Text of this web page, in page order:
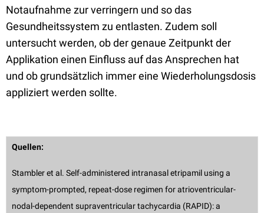
Notaufnahme zur verringern und so das
Gesundheitssystem zu entlasten. Zudem soll
untersucht werden, ob der genaue Zeitpunkt der
Applikation einen Einfluss auf das Ansprechen hat
und ob grundsätzlich immer eine Wiederholungsdosis
appliziert werden sollte.
Quellen:
Stambler et al. Self-administered intranasal etripamil using a
symptom-prompted, repeat-dose regimen for atrioventricular-
nodal-dependent supraventricular tachycardia (RAPID): a